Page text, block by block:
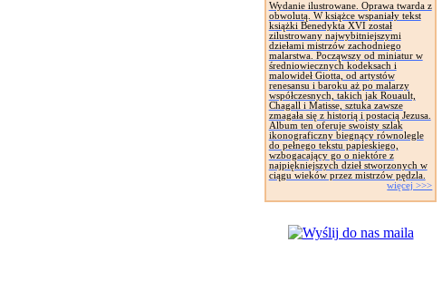
Wydanie ilustrowane. Oprawa twarda z
obwolutą. W książce wspaniały tekst
książki Benedykta XVI został
zilustrowany najwybitniejszymi
dziełami mistrzów zachodniego
malarstwa. Począwszy od miniatur w
średniowiecznych kodeksach i
malowideł Giotta, od artystów
renesansu i baroku aż po malarzy
współczesnych, takich jak Rouault,
Chagall i Matisse, sztuka zawsze
zmagała się z historią i postacią Jezusa.
Album ten oferuje swoisty szlak
ikonograficzny biegnący równolegle
do pełnego tekstu papieskiego,
wzbogacający go o niektóre z
najpiękniejszych dzieł stworzonych w
ciągu wieków przez mistrzów pędzla.
więcej >>>